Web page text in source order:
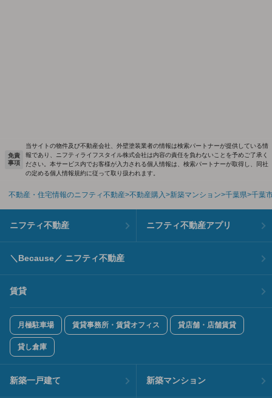
免責
事項
当サイトの物件及び不動産会社、外壁塗装業者の情報は検索パートナーが提供している情
報であり、ニフティライフスタイル株式会社は内容の責任を負わないことを予めご了承く
ださい。本サービス内でお客様が入力される個人情報は、検索パートナーが取得し、同社
の定める個人情報規約に従って取り扱われます。
不動産・住宅情報のニフティ不動産 不動産購入 新築マンション 千葉県 千葉
ニフティ不動産 ニフティ不動産アプリ
＼Because／ ニフティ不動産
賃貸
月極駐車場 賃貸事務所・賃貸オフィス 貸店舗・店舗賃貸
貸し倉庫
新築一戸建て 新築マンション